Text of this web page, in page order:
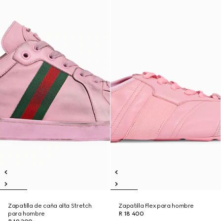
Zapatilla de caña alta Stretch
para hombre
Zapatilla Flex para hombre
R 18 400